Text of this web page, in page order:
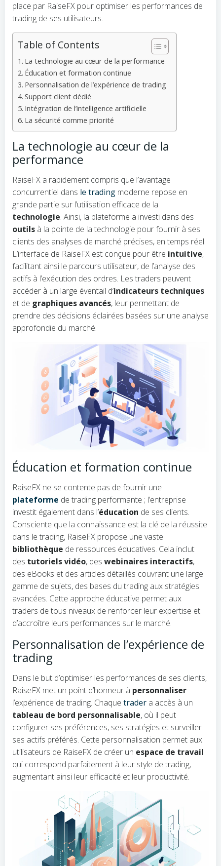
place par RaiseFX pour optimiser les performances de
trading de ses utilisateurs.
Table of Contents
La technologie au cœur de la performance
Éducation et formation continue
Personnalisation de l’expérience de trading
Support client dédié
Intégration de l’intelligence artificielle
La sécurité comme priorité
La technologie au cœur de la
performance
RaiseFX a rapidement compris que l’avantage
concurrentiel dans le trading moderne repose en
grande partie sur l’utilisation efficace de la
technologie. Ainsi, la plateforme a investi dans des
outils à la pointe de la technologie pour fournir à ses
clients des analyses de marché précises, en temps réel.
L’interface de RaiseFX est conçue pour être intuitive,
facilitant ainsi le parcours utilisateur, de l’analyse des
actifs à l’exécution des ordres. Les traders peuvent
accéder à un large éventail d’indicateurs techniques
et de graphiques avancés, leur permettant de
prendre des décisions éclairées basées sur une analyse
approfondie du marché.
Éducation et formation continue
RaiseFX ne se contente pas de fournir une
plateforme de trading performante ; l’entreprise
investit également dans l’éducation de ses clients.
Consciente que la connaissance est la clé de la réussite
dans le trading, RaiseFX propose une vaste
bibliothèque de ressources éducatives. Cela inclut
des tutoriels vidéo, des webinaires interactifs,
des eBooks et des articles détaillés couvrant une large
gamme de sujets, des bases du trading aux stratégies
avancées. Cette approche éducative permet aux
traders de tous niveaux de renforcer leur expertise et
d’accroître leurs performances sur le marché.
Personnalisation de l’expérience de
trading
Dans le but d’optimiser les performances de ses clients,
RaiseFX met un point d’honneur à personnaliser
l’expérience de trading. Chaque trader a accès à un
tableau de bord personnalisable, où il peut
configurer ses préférences, ses stratégies et surveiller
ses actifs préférés. Cette personnalisation permet aux
utilisateurs de RaiseFX de créer un espace de travail
qui correspond parfaitement à leur style de trading,
augmentant ainsi leur efficacité et leur productivité.